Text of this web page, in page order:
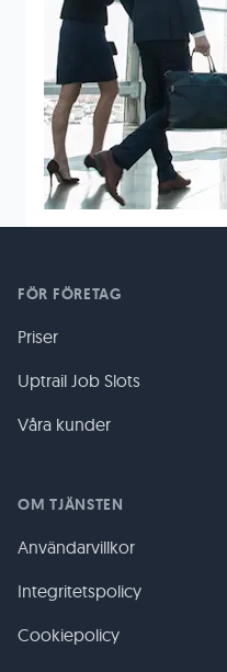
FÖR FÖRETAG
Priser
Uptrail Job Slots
Våra kunder
OM TJÄNSTEN
Användarvillkor
Integritetspolicy
Cookiepolicy